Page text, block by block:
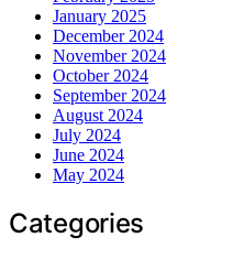
January 2025
December 2024
November 2024
October 2024
September 2024
August 2024
July 2024
June 2024
May 2024
Categories